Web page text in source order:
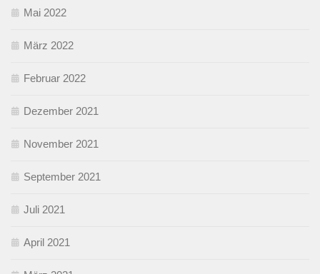
Mai 2022
März 2022
Februar 2022
Dezember 2021
November 2021
September 2021
Juli 2021
April 2021